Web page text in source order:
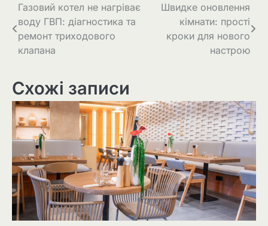
Навігація
записів
Газовий котел не нагріває
воду ГВП: діагностика та
ремонт триходового
клапана
Швидке оновлення
кімнати: прості
кроки для нового
настрою
Схожі записи